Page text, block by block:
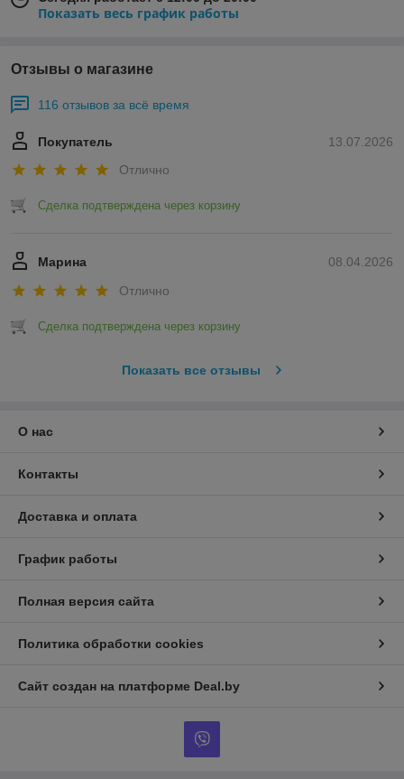
Показать весь график работы
Отзывы о магазине
116 отзывов за всё время
13.07.2026
Покупатель
Отлично
Сделка подтверждена через корзину
08.04.2026
Марина
Отлично
Сделка подтверждена через корзину
Показать все отзывы
О нас
Контакты
Доставка и оплата
График работы
Полная версия сайта
Политика обработки cookies
Сайт создан на платформе Deal.by